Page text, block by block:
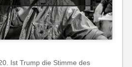
Ist Trump die Stimme des